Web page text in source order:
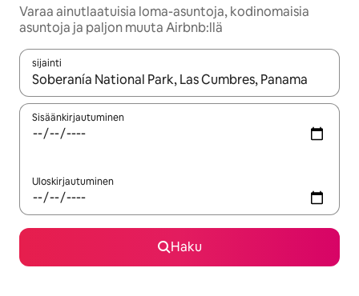
Varaa ainutlaatuisia loma-asuntoja, kodinomaisia
asuntoja ja paljon muuta Airbnb:llä
sijainti
Kun tulokset ovat saatavilla, navigoi ylös- ja alas-
Sisäänkirjautuminen
Uloskirjautuminen
Haku